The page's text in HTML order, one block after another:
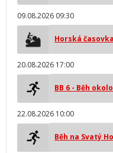
09.08.2026 09:30
Horská
20.08.2026 17:00
BB 6 - Běh
22.08.2026 10:00
Běh na Svatý